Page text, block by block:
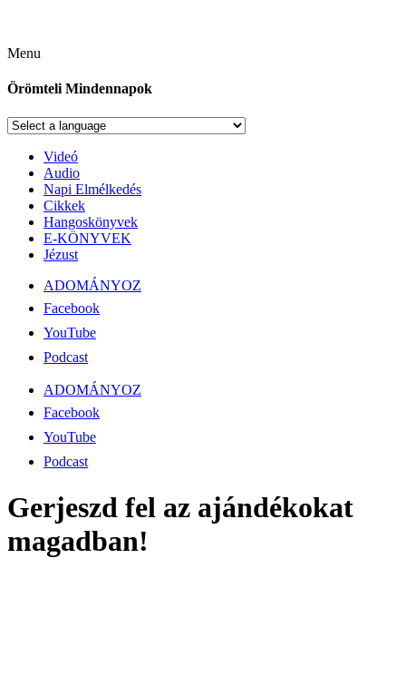
Menu
Örömteli Mindennapok
Videó
Audio
Napi Elmélkedés
Cikkek
Hangoskönyvek
E-KÖNYVEK
Jézust
ADOMÁNYOZ
Facebook
YouTube
Podcast
ADOMÁNYOZ
Facebook
YouTube
Podcast
Gerjeszd fel az ajándékokat
magadban!